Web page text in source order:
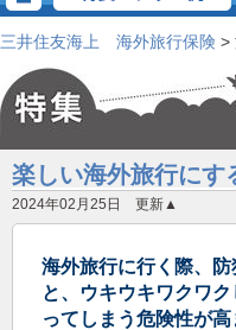
三井住友海上 海外旅行保険 >
楽しい海外旅行にす
2024年02月25日 更新▲
海外旅行に行く際、
と、ウキウキワクワ
ってしまう危険性が